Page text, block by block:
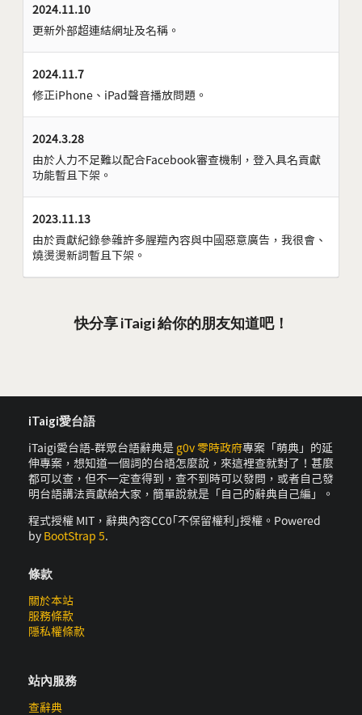
2024.11.10
更新外部超連結網址及名稱。
2024.11.7
修正iPhone、iPad聲音播放問題。
2024.3.28
由於人力不足難以配合Facebook審查機制，登入具名貢獻
功能暫且下架。
2023.11.13
由於貢獻紀錄參雜許多腥羶內容與中國惡意廣告，我很會、
燒燙燙新詞暫且下架。
快分享 iTaigi 給你的朋友知道吧！
iTaigi愛台語
iTaigi愛台語-群眾台語辭典是 g0v 零時政府專案「萌典」的延
伸專案，想知道一個詞的台語怎麼說，來這裡查就對了！甚麼
都可以查，但不一定查得到，查不到時可以發問，或者自己發
明台語講法貢獻給大家，簡單說就是「自己的辭典自己編」。
程式授權 MIT，辭典內容CC0｢不保留權利｣授權。Powered
by BootStrap 5.
條款
關於本站
服務條款
隱私權條款
站內服務
查辭典